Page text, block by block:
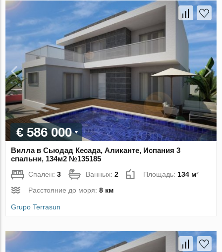
€ 586 000
Вилла в Сьюдад Кесада, Аликанте, Испания 3
спальни, 134м2 №135185
Спален:3 Ванных:2 Площадь: 134 м²
Расстояние до моря:8 км
Grupo Terrasun